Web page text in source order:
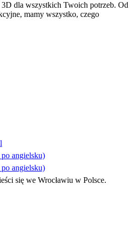
3D dla wszystkich Twoich potrzeb. Od
mamy wszystko, czego
angielsku)
angielsku)
się we Wrocławiu w Polsce.